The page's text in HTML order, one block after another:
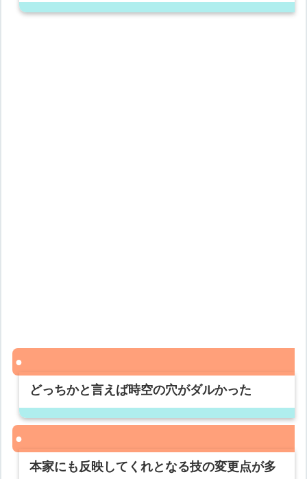
どっちかと言えば時空の穴がダルかった
本家にも反映してくれとなる技の変更点が多